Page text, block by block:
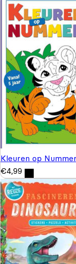
Kleuren op
€4,99